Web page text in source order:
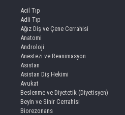
Acil Tıp
Adli Tıp
Ağız Diş ve Çene Cerrahisi
Anatomi
Androloji
Anestezi ve Reanimasyon
Asistan
Asistan Diş Hekimi
Avukat
Beslenme ve Diyetetik (Diyetisyen)
Beyin ve Sinir Cerrahisi
Biorezonans